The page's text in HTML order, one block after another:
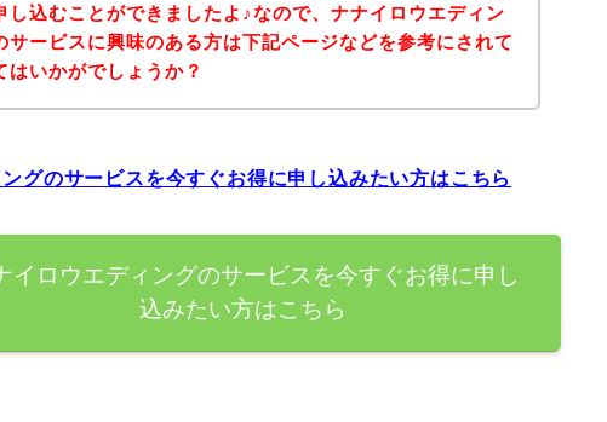
し込むことができましたよ♪なので、ナナイロウエディン
サービスに興味のある方は下記ページなどを参考にされて
はいかがでしょうか？
グのサービスを今すぐお得に申し込みたい方はこちら
イロウエディングのサービスを今すぐお得に申し
込みたい方はこちら